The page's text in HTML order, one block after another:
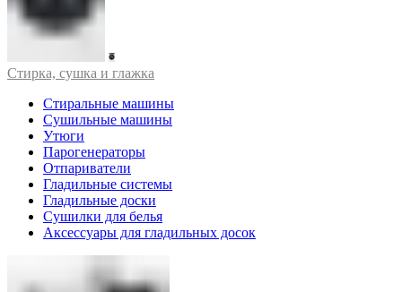
Стирка, сушка и глажка
Стиральные машины
Сушильные машины
Утюги
Парогенераторы
Отпариватели
Гладильные системы
Гладильные доски
Сушилки для белья
Аксессуары для гладильных досок